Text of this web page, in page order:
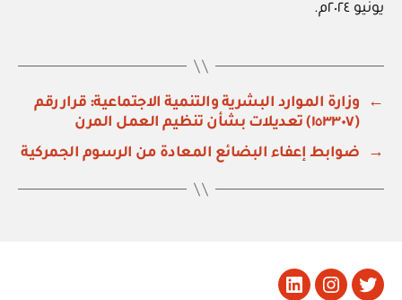
يونيو ٢٠٢٤م.
←
وزارة الموارد البشرية والتنمية الاجتماعية: قرار رقم
(١٥٣٣٠٧) تعديلات بشأن تنظيم العمل المرن
→
ضوابط إعفاء البضائع المعادة من الرسوم الجمركية
تويتر Instagram
LinkedIn